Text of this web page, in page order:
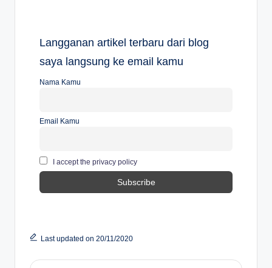
Langganan artikel terbaru dari blog
saya langsung ke email kamu
Nama Kamu
Email Kamu
I accept the privacy policy
Last updated on 20/11/2020